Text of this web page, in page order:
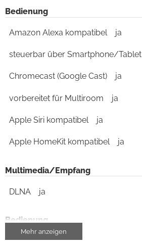
Bedienung
Amazon Alexa kompatibel ja
steuerbar über Smartphone/Tablet
Chromecast (Google Cast) ja
vorbereitet für Multiroom ja
Apple Siri kompatibel ja
Apple HomeKit kompatibel ja
Multimedia/Empfang
DLNA ja
Bedienung
steuerbar über Smartphone/Tablet
Mehr anzeigen